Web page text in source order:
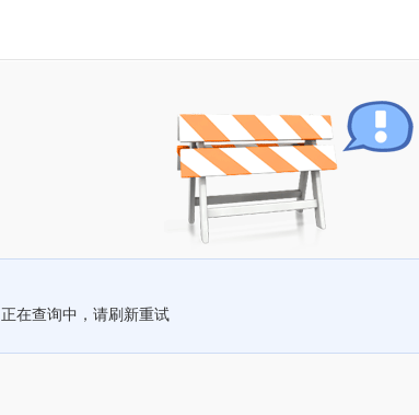
正在查询中，请刷新重试